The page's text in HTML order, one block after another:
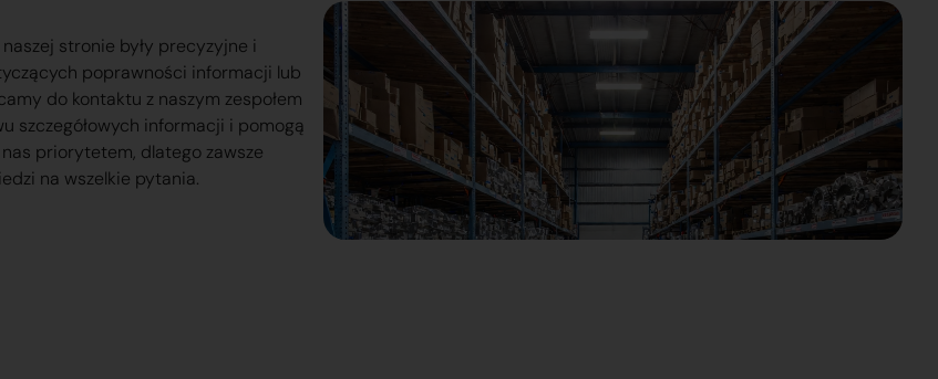
stronie były precyzyjne i
poprawności informacji lub
do kontaktu z naszym zespołem
szczegółowych informacji i pomogą
priorytetem, dlatego zawsze
na wszelkie pytania.